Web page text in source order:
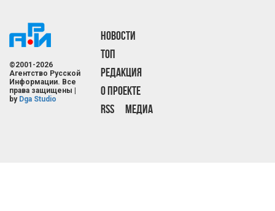
©2001-2026
Агентство Русской
Информации. Все
права защищены |
by Dga Studio
НОВОСТИ
ТОП
РЕДАКЦИЯ
О ПРОЕКТЕ
RSS
МЕДИА